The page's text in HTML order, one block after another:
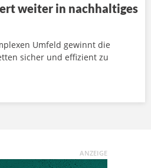
weiter in nachhaltiges
Umfeld gewinnt die
sicher und effizient zu
ANZEIGE